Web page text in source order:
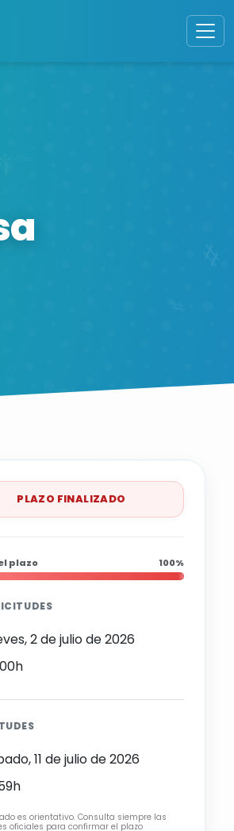
PLAZO FINALIZADO
plazo 100%
2 de julio de 2026
11 de julio de 2026
es orientativo. Consulta siempre las
oficiales para confirmar el plazo